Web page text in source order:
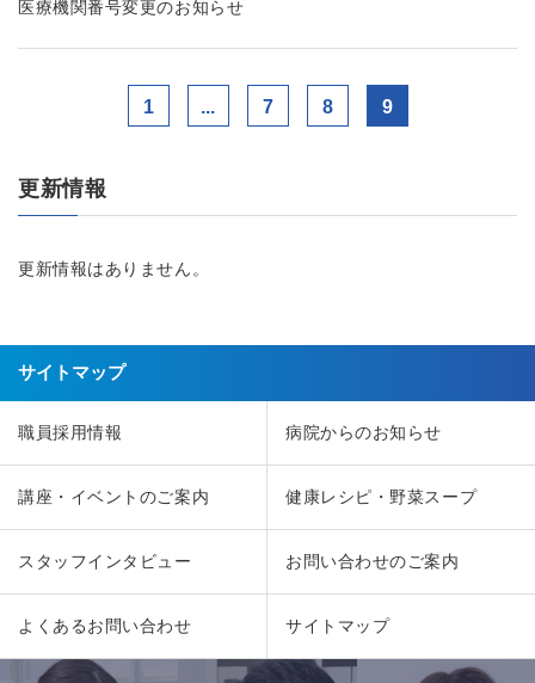
医療機関番号変更のお知らせ
1 ... 7 8 9
更新情報
更新情報はありません。
サイトマップ
職員採用情報 病院からのお知らせ
講座・イベントのご案内 健康レシピ・野菜スープ
スタッフインタビュー お問い合わせのご案内
よくあるお問い合わせ サイトマップ